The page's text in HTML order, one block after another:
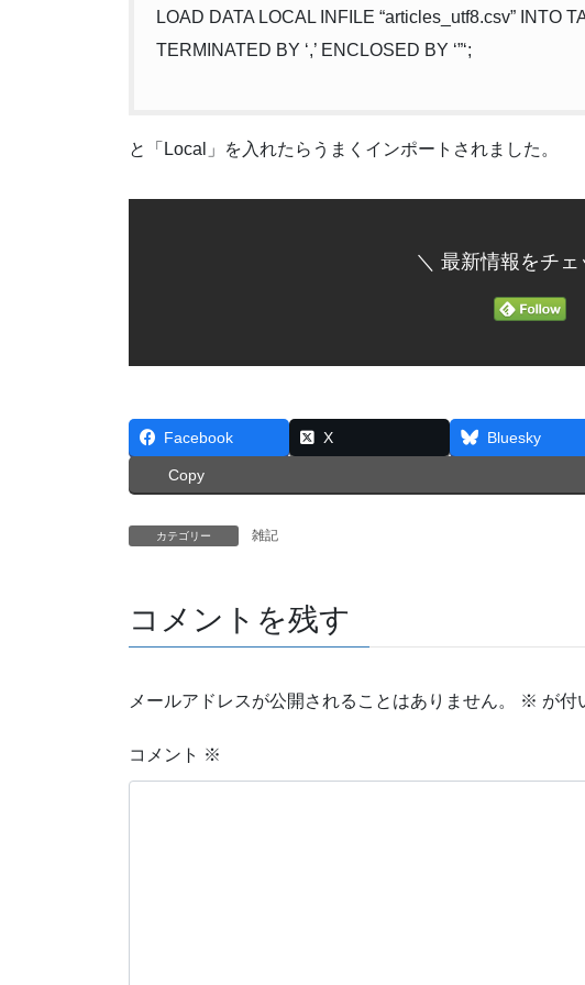
LOAD DATA LOCAL INFILE “articles_utf8.csv” INTO
TERMINATED BY ‘,’ ENCLOSED BY ‘”‘;
と「Local」を入れたらうまくインポートされました。
＼ 最新情報をチェ
Facebook X Bluesky
Copy
カテゴリー 雑記
コメントを残す
メールアドレスが公開されることはありません。 ※ が付
コメント ※